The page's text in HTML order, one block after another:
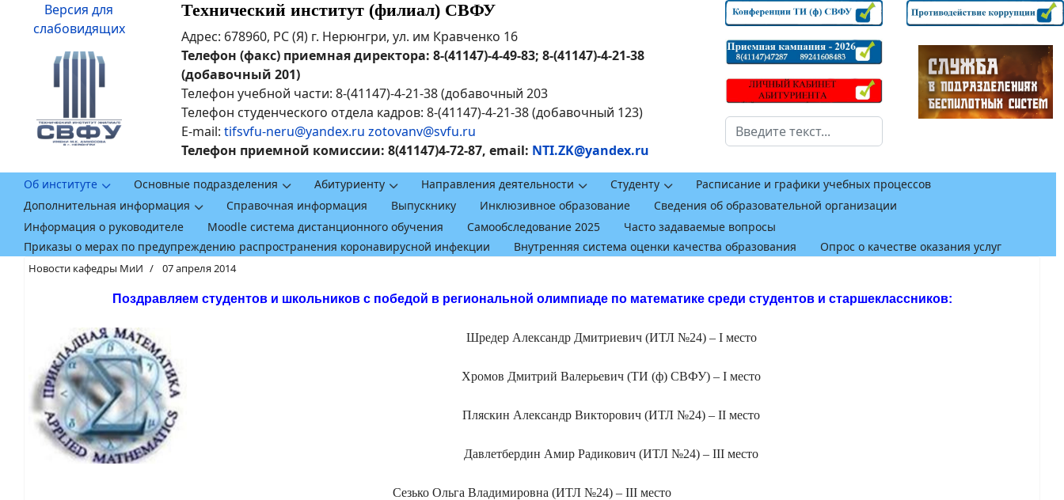
Версия для
слабовидящих
Технический институт (филиал) СВФУ
Адрес: 678960, РС (Я) г. Нерюнгри, ул. им Кравченко 16
Телефон (факс) приемная директора: 8-(41147)-4-49-83; 8-(41147)-4-21-38
(добавочный 201)
Телефон учебной части: 8-(41147)-4-21-38 (добавочный 203
Телефон студенческого отдела кадров: 8-(41147)-4-21-38 (добавочный 123)
E-mail: tifsvfu-neru@yandex.ru zotovanv@svfu.ru
Телефон приемной комиссии: 8(41147)4-72-87, email: NTI.ZK@yandex.ru
Поиск
Об институте Основные подразделения Абитуриенту Направления деятельности Студенту
Расписание и графики учебных процессов
Дополнительная информация
Справочная информация Выпускнику Инклюзивное образование
Сведения об образовательной организации
Информация о руководителе
Moodle система дистанционного обучения Самообследование 2025
Часто задаваемые вопросы
Приказы о мерах по предупреждению распространения коронавирусной инфекции
Внутренняя система оценки качества образования Опрос о качестве оказания услуг
Новости кафедры МиИ 07 апреля 2014
Поздравляем студентов и школьников с победой в региональной олимпиаде по математике среди студентов и старшеклассников:
Шредер Александр Дмитриевич (ИТЛ №24) – I место
Хромов Дмитрий Валерьевич (ТИ (ф) СВФУ) – I место
Пляскин Александр Викторович (ИТЛ №24) – II место
Давлетбердин Амир Радикович (ИТЛ №24) – III место
Сезько Ольга Владимировна (ИТЛ №24) – III место